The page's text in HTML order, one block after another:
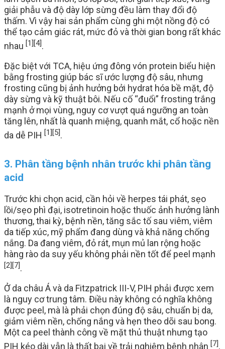
giải phẫu và độ dày lớp sừng đều làm thay đổi độ
thấm. Vì vậy hai sản phẩm cùng ghi một nồng độ có
thể tạo cảm giác rát, mức đỏ và thời gian bong rất khác
nhau [1] [4] .
Đặc biệt với TCA, hiệu ứng đông vón protein biểu hiện
bằng frosting giúp bác sĩ ước lượng độ sâu, nhưng
frosting cũng bị ảnh hưởng bởi hydrat hóa bề mặt, độ
dày sừng và kỹ thuật bôi. Nếu cố “đuổi” frosting trắng
mạnh ở mọi vùng, nguy cơ vượt quá ngưỡng an toàn
tăng lên, nhất là quanh miệng, quanh mắt, cổ hoặc nền
da dễ PIH [1] [5] .
3. Phân tầng bệnh nhân trước khi phân tầng
acid
Trước khi chọn acid, cần hỏi về herpes tái phát, sẹo
lồi/sẹo phì đại, isotretinoin hoặc thuốc ảnh hưởng lành
thương, thai kỳ, bệnh nền, tăng sắc tố sau viêm, viêm
da tiếp xúc, mỹ phẩm đang dùng và khả năng chống
nắng. Da đang viêm, đỏ rát, mụn mủ lan rộng hoặc
hàng rào da suy yếu không phải nền tốt để peel mạnh
[2] [7].
Ở da châu Á và da Fitzpatrick III-V, PIH phải được xem
là nguy cơ trung tâm. Điều này không có nghĩa không
được peel, mà là phải chọn đúng độ sâu, chuẩn bị da,
giảm viêm nền, chống nắng và hẹn theo dõi sau bong.
Một ca peel thành công về mặt thủ thuật nhưng tạo
PIH kéo dài vẫn là thất bại về trải nghiệm bệnh nhân [7].